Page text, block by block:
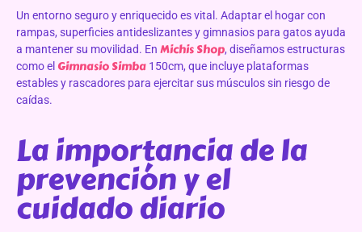
Un entorno seguro y enriquecido es vital. Adaptar el hogar con
rampas, superficies antideslizantes y gimnasios para gatos ayuda
a mantener su movilidad. En Michis Shop, diseñamos estructuras
como el Gimnasio Simba 150cm, que incluye plataformas
estables y rascadores para ejercitar sus músculos sin riesgo de
caídas.
La importancia de la
prevención y el
cuidado diario